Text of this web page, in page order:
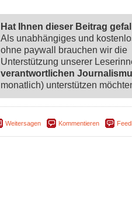
Hat Ihnen dieser Beitrag
Als unabhängiges und
ohne paywall brauchen wir die
Unterstützung unserer
verantwortlichen
monatlich) unterstützen
Weitersagen Kommentieren